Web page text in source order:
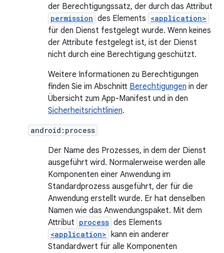
der Berechtigungssatz, der durch das Attribut
permission des Elements <application>
für den Dienst festgelegt wurde. Wenn keines
der Attribute festgelegt ist, ist der Dienst
nicht durch eine Berechtigung geschützt.
Weitere Informationen zu Berechtigungen
finden Sie im Abschnitt Berechtigungen in der
Übersicht zum App-Manifest und in den
Sicherheitsrichtlinien.
android:process
Der Name des Prozesses, in dem der Dienst
ausgeführt wird. Normalerweise werden alle
Komponenten einer Anwendung im
Standardprozess ausgeführt, der für die
Anwendung erstellt wurde. Er hat denselben
Namen wie das Anwendungspaket. Mit dem
Attribut process des Elements
<application> kann ein anderer
Standardwert für alle Komponenten